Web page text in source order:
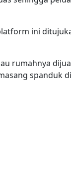
ini
rumahnya
spanduk